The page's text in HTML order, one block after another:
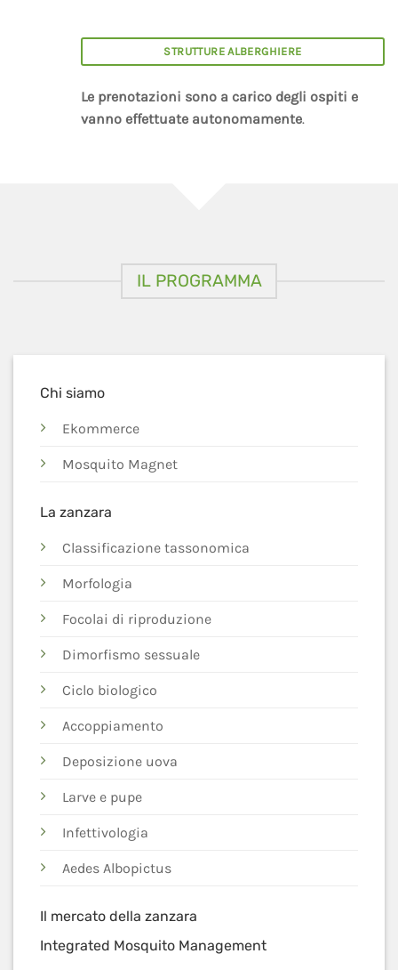
STRUTTURE ALBERGHIERE
Le prenotazioni sono a carico degli ospiti e
vanno effettuate autonomamente.
IL PROGRAMMA
Chi siamo
Ekommerce
Mosquito Magnet
La zanzara
Classificazione tassonomica
Morfologia
Focolai di riproduzione
Dimorfismo sessuale
Ciclo biologico
Accoppiamento
Deposizione uova
Larve e pupe
Infettivologia
Aedes Albopictus
Il mercato della zanzara
Integrated Mosquito Management